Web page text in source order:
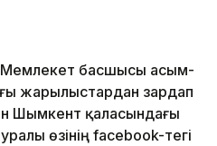
басшысы Қасым-
жарылыстардан зардап
Шымкент қаласындағы
өзінің facebook-тегі